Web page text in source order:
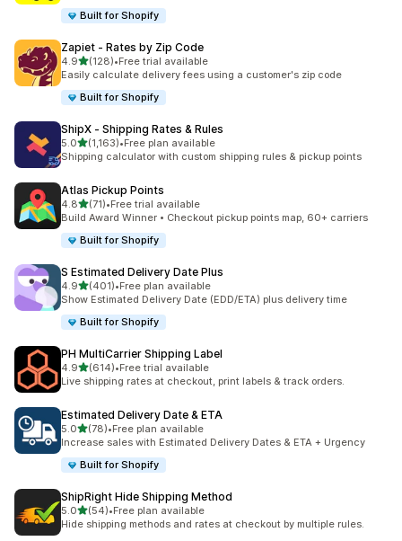
Built for Shopify
Zapiet ‑ Rates by Zip Code
4.95つ星中
(128)
合計レビュー数：128件
•Free trial available
Easily calculate delivery fees using a customer's zip code
Built for Shopify
ShipX ‑ Shipping Rates & Rules
5.05つ星中
(1,163)
合計レビュー数：1163件
•Free plan available
Shipping calculator with custom shipping rules & pickup points
Atlas Pickup Points
4.85つ星中
(71)
合計レビュー数：71件
•Free trial available
Build Award Winner • Checkout pickup points map, 60+ carriers
Built for Shopify
S Estimated Delivery Date Plus
4.95つ星中
(401)
合計レビュー数：401件
•Free plan available
Show Estimated Delivery Date (EDD/ETA) plus delivery time
Built for Shopify
PH MultiCarrier Shipping Label
4.95つ星中
(614)
合計レビュー数：614件
•Free trial available
Live shipping rates at checkout, print labels & track orders.
Estimated Delivery Date & ETA
5.05つ星中
(78)
合計レビュー数：78件
•Free plan available
Increase sales with Estimated Delivery Dates & ETA + Urgency
Built for Shopify
ShipRight Hide Shipping Method
5.05つ星中
(54)
合計レビュー数：54件
•Free plan available
Hide shipping methods and rates at checkout by multiple rules.